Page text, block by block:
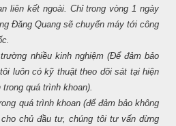
liên kết ngoài. Chỉ trong vòng 1 ngày
Đăng Quang sẽ chuyển máy tới công
nhiều kinh nghiệm (Để đảm bảo
luôn có kỹ thuật theo dõi sát tại hiện
quá trình khoan).
quá trình khoan (để đảm bảo không
chủ đầu tư, chúng tôi tư vấn dừng